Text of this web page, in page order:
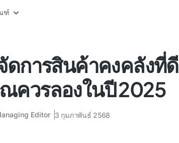
ฑ์
ดการสินค้าคงคลังที่ดี
ควรลองในปี 2025
Editor 3 กุมภาพันธ์ 2568